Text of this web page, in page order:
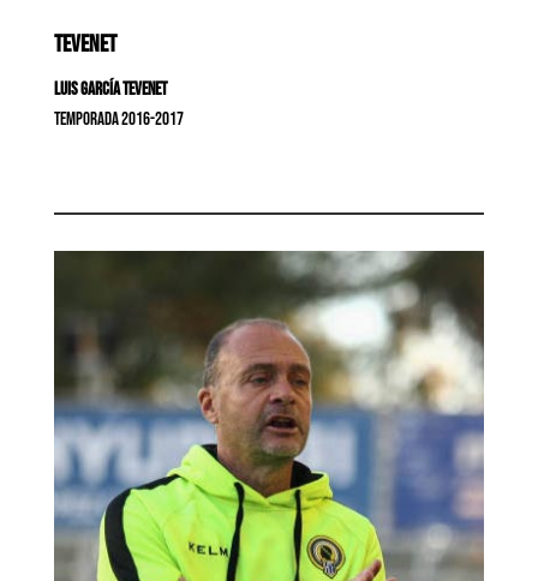
TEVENET
Luis García Tevenet
Temporada 2016-2017